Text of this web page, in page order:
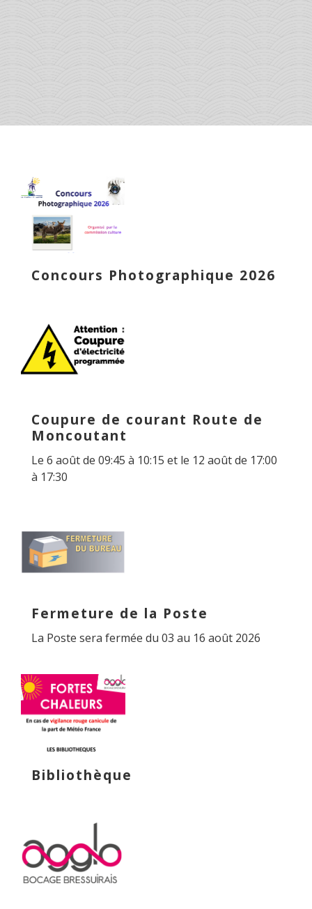
Concours Photographique 2026
Coupure de courant Route de
Moncoutant
Le 6 août de 09:45 à 10:15 et le 12 août de 17:00
à 17:30
Fermeture de la Poste
La Poste sera fermée du 03 au 16 août 2026
Bibliothèque